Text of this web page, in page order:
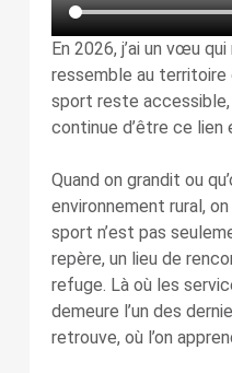
En 2026, j’ai un vœu
ressemble au territoire
sport reste
continue d’être ce
Quand on grandit ou
environnement rural,
sport n’est pas
repère, un lieu de
refuge. Là où les
demeure l’un des
retrouve, où l’on